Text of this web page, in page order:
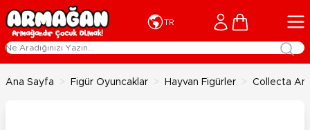
İçeriğe geç
TR Cart
Ana Sayfa > Figür Oyuncaklar > Hayvan Figürler > Collecta